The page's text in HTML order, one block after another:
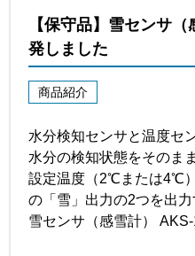
【保守品】雪センサ
発しました
商品紹介
水分検知センサと温度セ
水分の検知状態をそのま
設定温度（2℃または4℃
の「雪」出力の2つを出
雪センサ（感雪計）